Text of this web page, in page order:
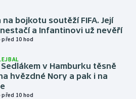
na bojkotu soutěží FIFA. Její
a Infantinovi už nevěří
10 hod
v Hamburku těsně
hvězdné Nory a pak i na
10 hod